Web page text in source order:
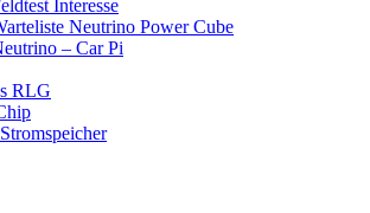
Interesse
Neutrino Power Cube
– Car Pi
RLG